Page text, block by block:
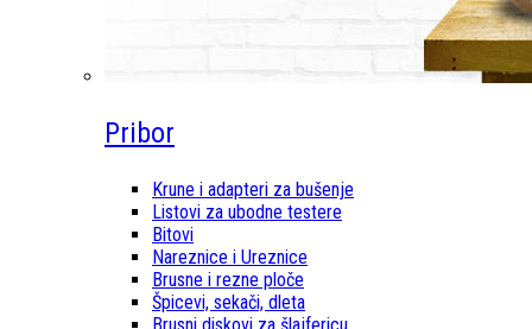
Pribor
Krune i adapteri za bušenje
Listovi za ubodne testere
Bitovi
Nareznice i Ureznice
Brusne i rezne ploče
Špicevi, sekači, dleta